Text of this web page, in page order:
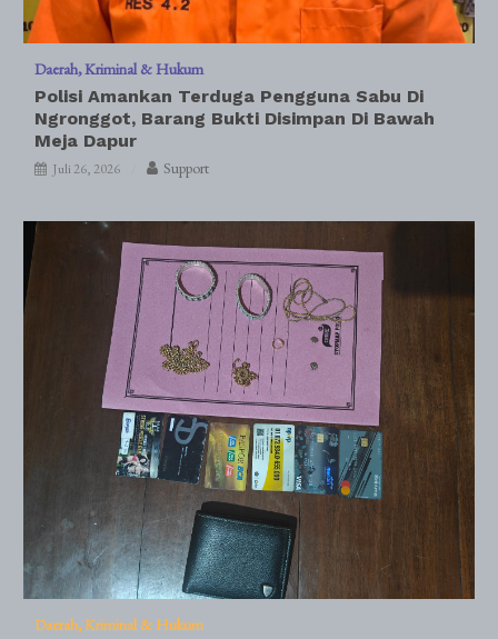
Daerah Kriminal & Hukum
Polisi Amankan Terduga Pengguna Sabu Di
Ngronggot, Barang Bukti Disimpan Di Bawah
Meja Dapur
Juli 26, 2026 Support
Daerah Kriminal & Hukum